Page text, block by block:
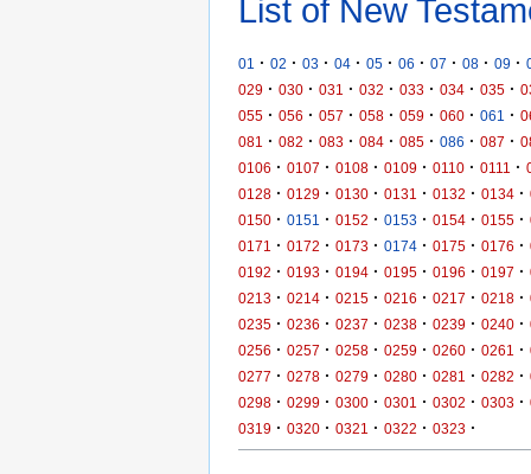
List of New
01 · 02 · 03 · 04 · 05 · 06 · 07 · 08 · 09 ·
029 · 030 · 031 · 032 · 033 · 034 · 035 ·
055 · 056 · 057 · 058 · 059 · 060 · 061 ·
081
· 082 · 083 · 084 · 085 · 086 · 087 ·
0106 · 0107 · 0108 · 0109 · 0110 · 0111 ·
0128 · 0129 · 0130 · 0131 · 0132 · 0134 ·
0150 · 0151 · 0152 · 0153 · 0154 · 0155 ·
0171
· 0172 · 0173 · 0174 · 0175 · 0176 ·
0192 · 0193 · 0194 · 0195 · 0196 · 0197 ·
0213 · 0214 · 0215 · 0216 · 0217 · 0218 ·
0235 · 0236 · 0237 · 0238 · 0239 · 0240 ·
0256 · 0257 · 0258 · 0259 · 0260 · 0261 ·
0277 · 0278 · 0279 · 0280 · 0281 · 0282 ·
0298 · 0299 · 0300 · 0301 · 0302 · 0303 ·
0319 · 0320 · 0321 · 0322 · 0323 ·